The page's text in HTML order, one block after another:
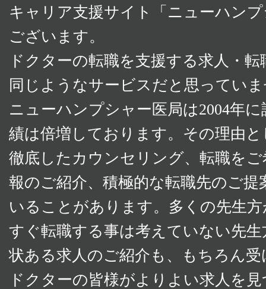
キャリア支援サイト「ニューハン
ございます。
ドクターの転職を支援する求人・
同じようなサービスだと思ってい
ニューハンプシャー医局は2004年
績は倍増しております。その理由
徹底したカウンセリング、転職を
報のご紹介、積極的な転職先のご
いることがあります。多くの先生
すぐ転職する事は考えていない先
状ある求人のご紹介も、もちろん
ドクターの皆様がよりよい求人を